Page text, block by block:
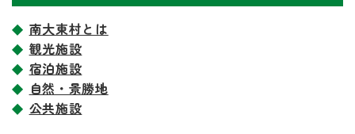
南大東村とは
観光施設
宿泊施設
自然・景勝地
公共施設